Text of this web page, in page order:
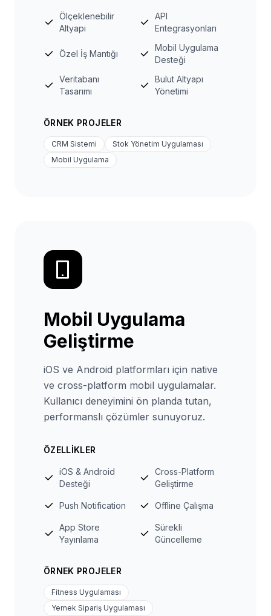
Ölçeklenebilir
Altyapı
API
Entegrasyonları
Özel İş Mantığı
Mobil Uygulama
Desteği
Veritabanı
Tasarımı
Bulut Altyapı
Yönetimi
ÖRNEK PROJELER
CRM Sistemi
Stok Yönetim Uygulaması
Mobil Uygulama
Mobil Uygulama
Geliştirme
iOS ve Android platformları için native
ve cross-platform mobil uygulamalar.
Kullanıcı deneyimini ön planda tutan,
performanslı çözümler sunuyoruz.
ÖZELLIKLER
iOS & Android
Desteği
Cross-Platform
Geliştirme
Push Notification Offline Çalışma
App Store
Yayınlama
Sürekli
Güncelleme
ÖRNEK PROJELER
Fitness Uygulaması
Yemek Sipariş Uygulaması